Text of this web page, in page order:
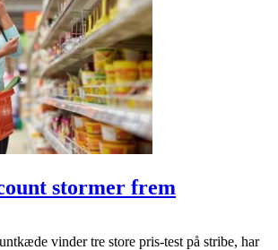
stormer frem
vinder tre store pris-test på stribe, har